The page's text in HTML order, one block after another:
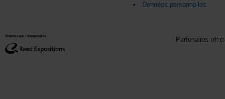
Données personnelles
Partenaires